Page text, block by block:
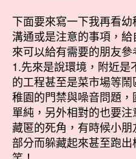
下面要來寫一下我再看
溝通或是注意的事項，
來可以給有需要的朋友參
1.先來是說環境，附近
的工程甚至是菜市場等
稚園的門禁與噪音問題
單純，另外相對的也要
藏匿的死角，有時候小
部分而躲藏起來甚至跑